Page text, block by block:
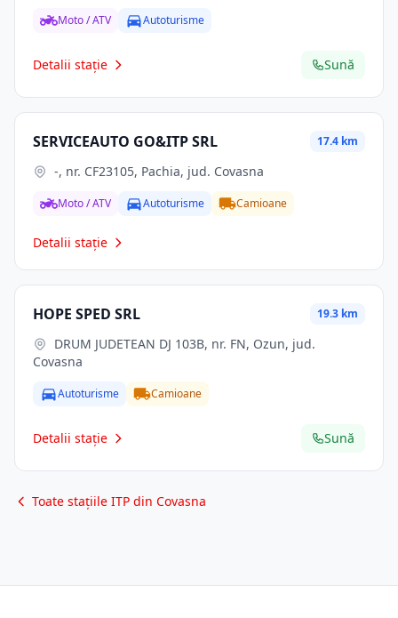
Moto / ATV Autoturisme
Detalii stație Sună
SERVICEAUTO GO&ITP SRL 17.4 km
-, nr. CF23105, Pachia, jud. Covasna
Moto / ATV Autoturisme Camioane
Detalii stație
HOPE SPED SRL 19.3 km
Covasna
Autoturisme Camioane
Detalii stație Sună
Toate stațiile ITP din Covasna